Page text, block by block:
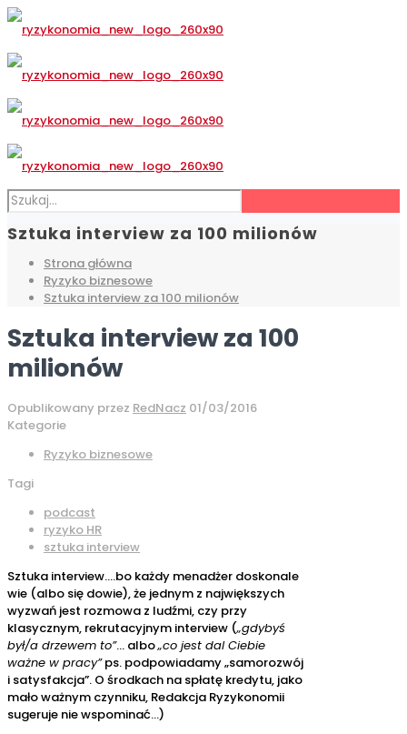
Sztuka interview za 100 milionów
Strona główna
Ryzyko biznesowe
Sztuka interview za 100 milionów
Sztuka interview za 100
milionów
Opublikowany przez RedNacz 01/03/2016
Kategorie
Ryzyko biznesowe
Tagi
podcast
ryzyko HR
sztuka interview
Sztuka interview….bo każdy menadżer doskonale
wie (albo się dowie), że jednym z największych
wyzwań jest rozmowa z ludźmi, czy przy
klasycznym, rekrutacyjnym interview („gdybyś
był/a drzewem to”… albo„co jest dal Ciebie
ważne w pracy”ps. podpowiadamy „samorozwój
i satysfakcja”. O środkach na spłatę kredytu, jako
mało ważnym czynniku, Redakcja Ryzykonomii
sugeruje nie wspominać…)